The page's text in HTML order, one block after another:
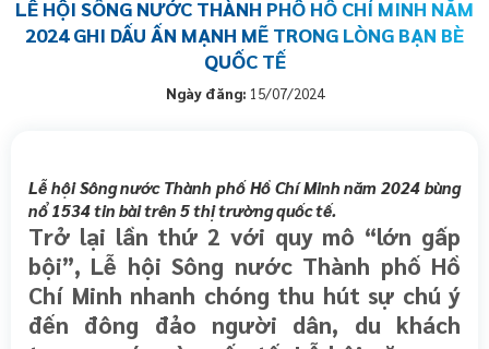
LỄ HỘI SÔNG NƯỚC THÀNH PHỐ HỒ CHÍ MINH NĂM
2024 GHI DẤU ẤN MẠNH MẼ TRONG LÒNG BẠN BÈ
QUỐC TẾ
Ngày đăng: 15/07/2024
Lễ hội Sông nước Thành phố Hồ Chí Minh năm 2024 bùng
nổ 1534 tin bài trên 5 thị trường quốc tế.
Trở lại lần thứ 2 với quy mô “lớn gấp
bội”, Lễ hội Sông nước Thành phố Hồ
Chí Minh nhanh chóng thu hút sự chú ý
đến đông đảo người dân, du khách